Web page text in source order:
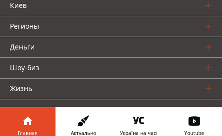
Киев
Регионы
Деньги
Шоу-биз
Жизнь
О нас
Главная Актуально Україна на часі Youtube